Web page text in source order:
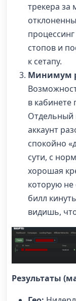
трекера за
стопов и
к сетапу.
Минимум
в кабинете
Отдельный
аккаунт
спокойно
сути, с
хорошая
которую
билл
видишь,
Результаты